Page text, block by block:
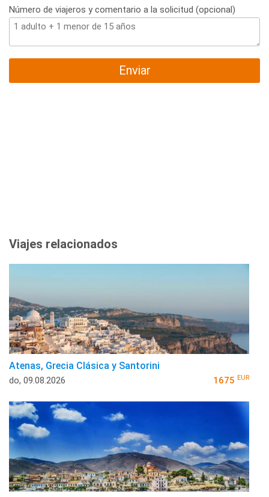
Número de viajeros y comentario a la solicitud (opcional)
Enviar
Viajes relacionados
Atenas, Grecia Clásica y Santorini
do, 09.08.2026 1675 EUR